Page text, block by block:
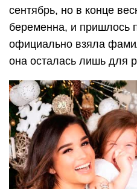
сентябрь, но в конце
беременна, и пришлось
официально взяла
она осталась лишь для